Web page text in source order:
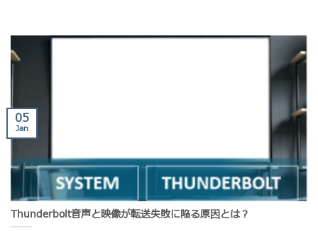
Thunderbolt音声と映像が転送失敗に陥る原因とは？
05
Jan